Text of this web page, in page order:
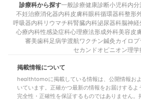
診療科から探す一般診療健康診断小児科内
不妊治療消化器内科皮膚科眼科循環器科整形
呼吸器内科 リウマチ科腎臓内科泌尿器科脳神経
心療内科性感染症科心理療法形成外科美容皮
審美歯科足病学渡航ワクチン鍼灸カイロプ
セカンドオピニオン理学
掲載情報について
healthtomoに掲載している情報は、公開情報お
いています。正確かつ最新の情報をお届けする
完全性・正確性を保証するものではありません。